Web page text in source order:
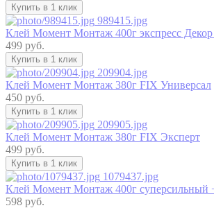
Купить в 1 клик
989415.jpg
Клей Момент Монтаж 400г экспресс
499 руб.
Купить в 1 клик
209904.jpg
Клей Момент Монтаж 380г FIX Универсал
450 руб.
Купить в 1 клик
209905.jpg
Клей Момент Монтаж 380г FIX Эксперт
499 руб.
Купить в 1 клик
1079437.jpg
Клей Момент Монтаж 400г
598 руб.